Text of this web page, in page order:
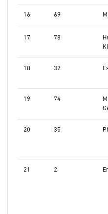
16 69
17 78
18 32
19 74
20 35
21 2